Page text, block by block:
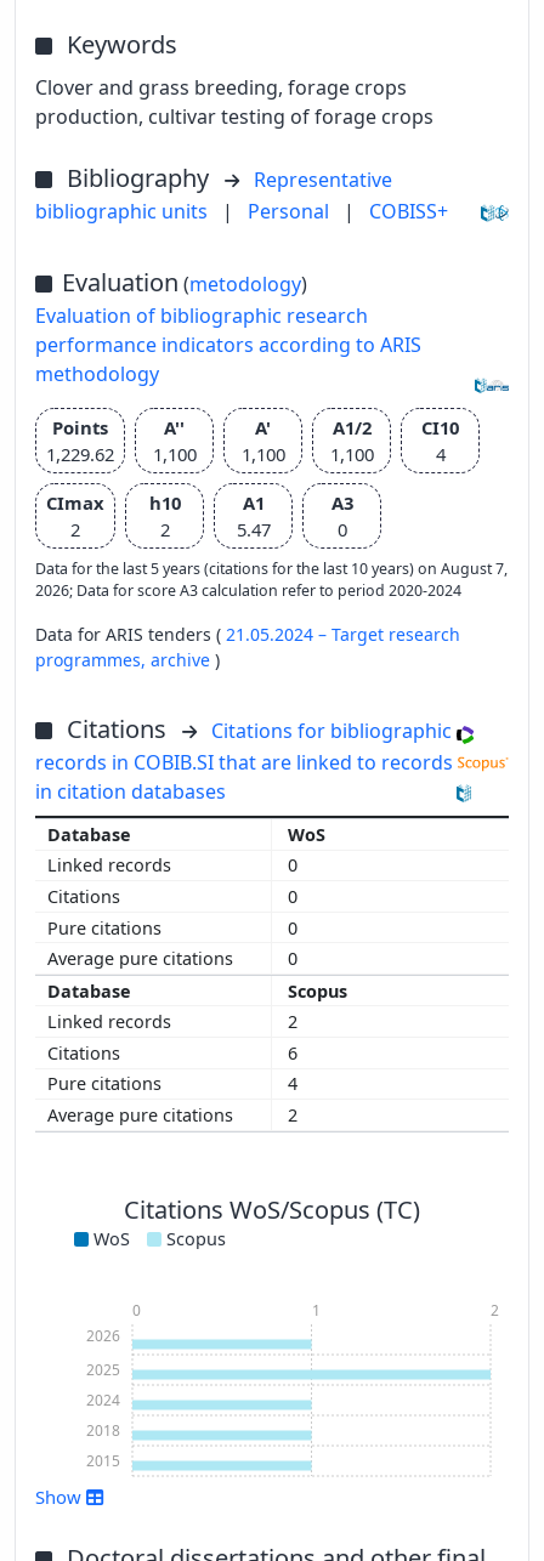
Keywords
Clover and grass breeding, forage crops
production, cultivar testing of forage crops
Bibliography
Representative
bibliographic units
| Personal | COBISS+
Evaluation (metodology)
Evaluation of bibliographic research
performance indicators according to ARIS
methodology
Points
1,229.62
A''
1,100
A'
1,100
A1/2
1,100
CI10
4
CImax
2
h10
2
A1
5.47
A3
0
Data for the last 5 years (citations for the last 10 years) on August 7,
2026; Data for score A3 calculation refer to period 2020-2024
Data for ARIS tenders ( 21.05.2024 – Target research
programmes, archive )
Citations
Citations for bibliographic
records in COBIB.SI that are linked to records
in citation databases
WoS
0
0
0
0
Scopus
2
6
4
2
Citations WoS/Scopus (TC)
WoS Scopus
2015
2018
2024
2025
2026
0 1 2
Show